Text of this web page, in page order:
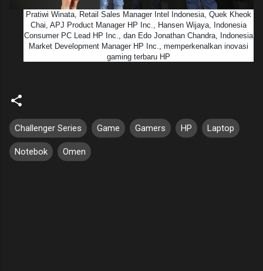
Pratiwi Winata, Retail Sales Manager Intel Indonesia, Quek Kheok
Chai, APJ Product Manager HP Inc., Hansen Wijaya, Indonesia
Consumer PC Lead HP Inc., dan Edo Jonathan Chandra, Indonesia
Market Development Manager HP Inc., memperkenalkan inovasi
gaming terbaru HP
Challenger Series Game Gamers HP Laptop
Notebok Omen